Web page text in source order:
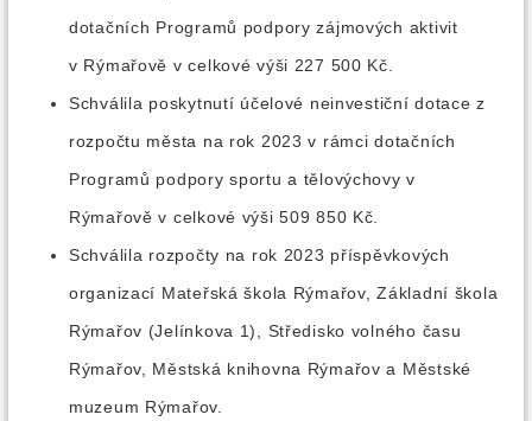
dotačních Programů podpory zájmových aktivit
v Rýmařově v celkové výši 227 500 Kč.
Schválila poskytnutí účelové neinvestiční dotace z
rozpočtu města na rok 2023 v rámci dotačních
Programů podpory sportu a tělovýchovy v
Rýmařově v celkové výši 509 850 Kč.
Schválila rozpočty na rok 2023 příspěvkových
organizací Mateřská škola Rýmařov, Základní škola
Rýmařov (Jelínkova 1), Středisko volného času
Rýmařov, Městská knihovna Rýmařov a Městské
muzeum Rýmařov.